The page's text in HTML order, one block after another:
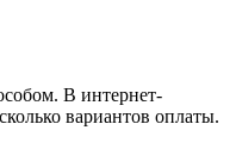
В интернет-
вариантов оплаты.